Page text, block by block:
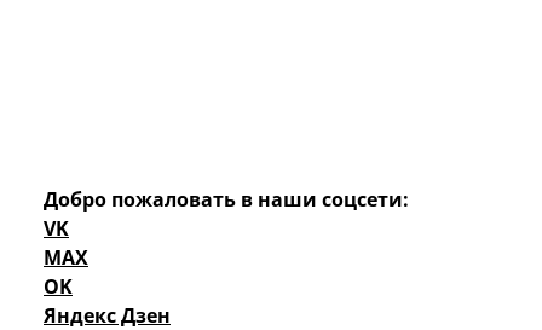
Добро пожаловать в наши соцсети:
VK
MAX
OK
Яндекс Дзен